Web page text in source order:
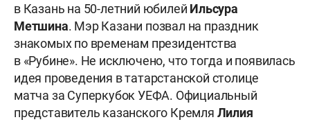
в Казань на 50-летний юбилей Ильсура
Метшина. Мэр Казани позвал на праздник
знакомых по временам президентства
в «Рубине». Не исключено, что тогда и появилась
идея проведения в татарстанской столице
матча за Суперкубок УЕФА. Официальный
представитель казанского Кремля Лилия